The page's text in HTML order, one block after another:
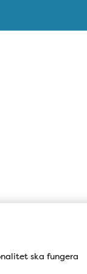
ska fungera